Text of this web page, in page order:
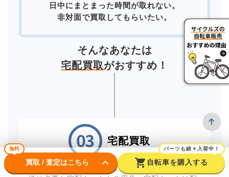
日中にまとまった時間が取れない。
非対面で買取してもらいたい。
そんなあなたは
宅配買取がおすすめ！
宅配買取
自宅にいながら買取が完了する「宅配買取」。配
無料
買取 / 査定はこちら keyboard_arrow_down shopping_cart
パーツも続々入荷中！
自転車を購入する